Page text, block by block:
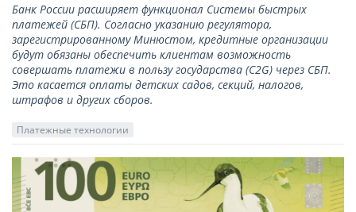
Банк России расширяет функционал Системы быстрых
платежей (СБП). Согласно указанию регулятора,
зарегистрированному Минюстом, кредитные организации
будут обязаны обеспечить клиентам возможность
совершать платежи в пользу государства (С2G) через СБП.
Это касается оплаты детских садов, секций, налогов,
штрафов и других сборов.
Платежные технологии